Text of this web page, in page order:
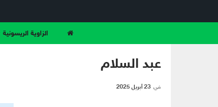
الزاوية الريسونية
عبد السلام
في 23 أبريل 2025